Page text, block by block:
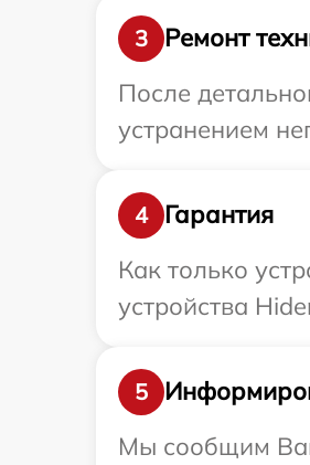
3
Ремонт
После
устранением
4
Гарантия
Как только
устройства
5
Мы сообщим